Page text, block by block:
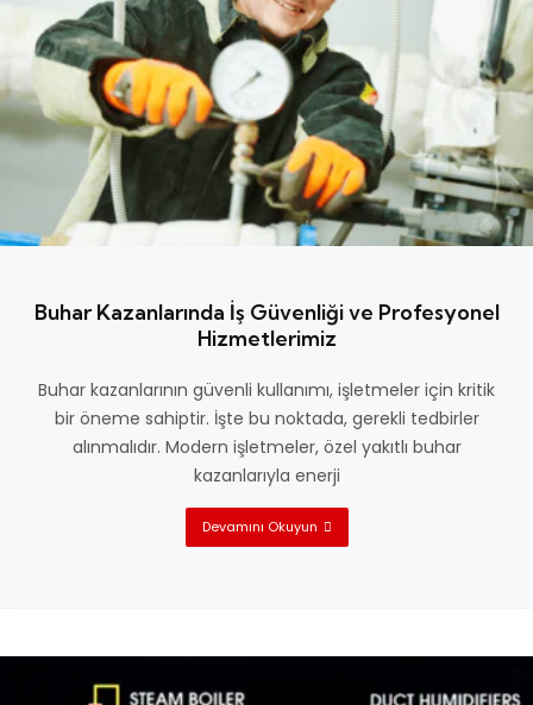
Buhar Kazanlarında İş Güvenliği ve Profesyonel
Hizmetlerimiz
Buhar kazanlarının güvenli kullanımı, işletmeler için kritik
bir öneme sahiptir. İşte bu noktada, gerekli tedbirler
alınmalıdır. Modern işletmeler, özel yakıtlı buhar
kazanlarıyla enerji
Devamını Okuyun